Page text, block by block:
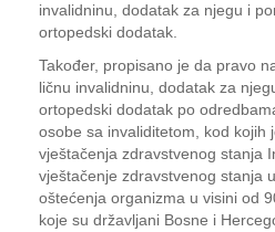
invalidninu, dodatak za njegu i
ortopedski dodatak.
Također, propisano je da pravo
ličnu invalidninu, dodatak za
ortopedski dodatak po
osobe sa invaliditetom, kod kojih
vještačenja zdravstvenog stanja
vještačenje zdravstvenog stanja
oštećenja organizma u visini od
koje su državljani Bosne i